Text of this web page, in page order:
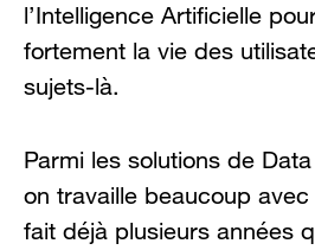
l’Intelligence Artificielle
fortement la vie des
sujets-là.
Parmi les solutions de
on travaille beaucoup
fait déjà plusieurs années